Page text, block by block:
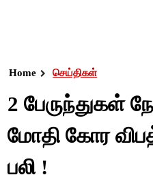
Home செய்திகள்
2 பேருந்துகள்
மோதி கோர
பலி !